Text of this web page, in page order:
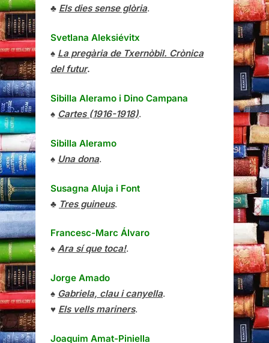
♣ Els dies sense glòria.
Svetlana Aleksiévitx
♠ La pregària de Txernòbil. Crònica
del futur.
Sibilla Aleramo i Dino Campana
♠ Cartes (1916-1918).
Sibilla Aleramo
♠ Una dona.
Susagna Aluja i Font
♣ Tres guineus.
Francesc-Marc Álvaro
♠ Ara sí que toca!.
Jorge Amado
♠ Gabriela, clau i canyella.
♥ Els vells mariners.
Joaquim Amat-Piniella